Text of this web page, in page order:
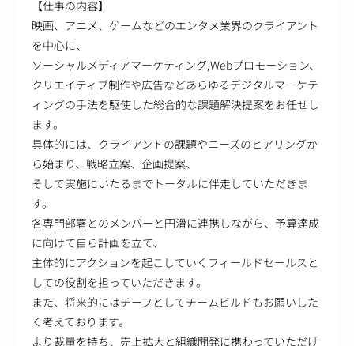
【仕事の内容】
映画、アニメ、ゲームなどのエンタメ業界のクライアント
を中心に、
ソーシャルメディアマーケティング,Webプロモーション、
クリエイティブ制作や広告などあらゆるデジタルマーケテ
ィングの手法を駆使した総合的な課題解決提案をお任せし
ます。
具体的には、クライアントの課題やニーズのヒアリングか
ら始まり、戦略立案、企画提案、
そして実施にいたるまでトータルに伴走していただきま
す。
各専門部署とのメンバーと円滑に連携しながら、予算達成
に向けて自ら計画を立て、
主体的にアクションを起こしていくフィールドセールスと
しての役割を担っていただきます。
また、将来的にはチーフとしてチームビルドもお願いした
く考えております。
より裁量を持ち、売上拡大と組織開発に携わっていただけ